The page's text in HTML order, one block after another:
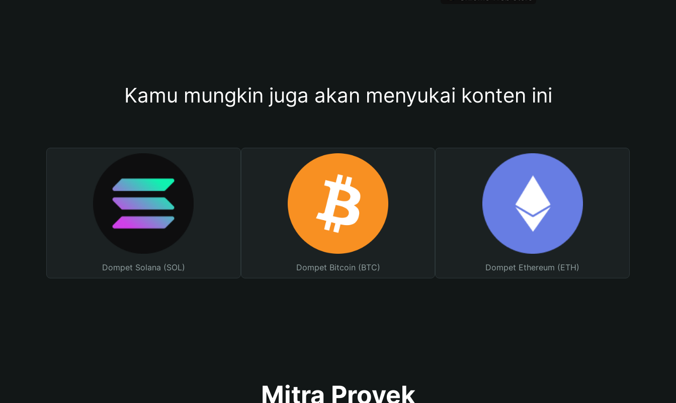
Kamu mungkin juga akan menyukai konten ini
Dompet Solana (SOL) Dompet Bitcoin (BTC) Dompet Ethereum (ETH)
Mitra Proyek